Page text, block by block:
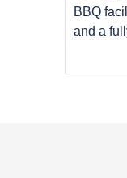
BBQ
and a